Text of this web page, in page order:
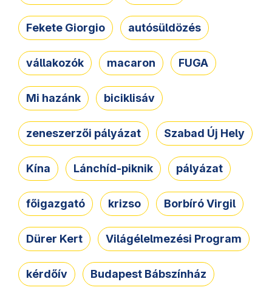
Fekete Giorgio autósüldözés
vállakozók macaron FUGA
Mi hazánk biciklisáv
zeneszerzői pályázat Szabad Új Hely
Kína Lánchíd-piknik pályázat
főigazgató krizso Borbíró Virgil
Dürer Kert Világélelmezési Program
kérdőív Budapest Bábszínház